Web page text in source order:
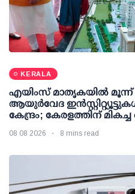
KERALA
എയിംസ് മാതൃകയില്‍ മൂന്ന്
ആയുര്‍വേദ
കേന്ദ്രം; കേരളത്തിന്
08 08 2026 8 mins read